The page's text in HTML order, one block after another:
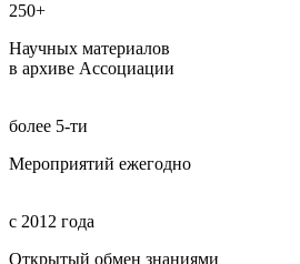
250+
Научных материалов
в архиве Ассоциации
более 5-ти
Мероприятий ежегодно
с 2012 года
Открытый обмен знаниями